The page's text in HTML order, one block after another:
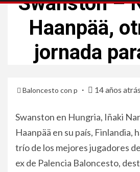
Haanpää,
jornada
Baloncesto con p 14 años atrás
Swanston en Hungria, Iñaki
Haanpää en su país, Finlandia,
trío de los mejores jugadores
ex de Palencia Baloncesto,